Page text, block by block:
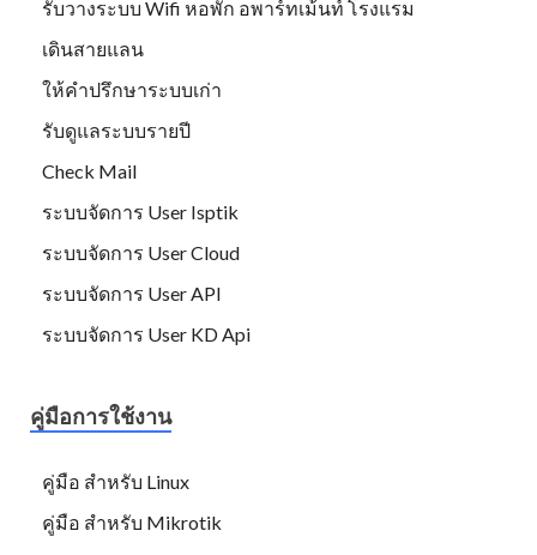
รับวางระบบ Wifi หอพัก อพาร์ทเม้นท์ โรงแรม
เดินสายแลน
ให้คำปรึกษาระบบเก่า
รับดูแลระบบรายปี
Check Mail
ระบบจัดการ User Isptik
ระบบจัดการ User Cloud
ระบบจัดการ User API
ระบบจัดการ User KD Api
คู่มือการใช้งาน
คู่มือ สำหรับ Linux
คู่มือ สำหรับ Mikrotik